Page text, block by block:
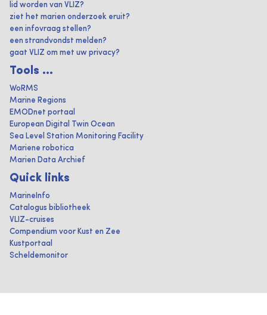
lid worden van VLIZ?
ziet het marien onderzoek eruit?
een infovraag stellen?
een strandvondst melden?
gaat VLIZ om met uw privacy?
Tools ...
WoRMS
Marine Regions
EMODnet portaal
European Digital Twin Ocean
Sea Level Station Monitoring Facility
Mariene robotica
Marien Data Archief
Quick links
MarineInfo
Catalogus bibliotheek
VLIZ-cruises
Compendium voor Kust en Zee
Kustportaal
Scheldemonitor